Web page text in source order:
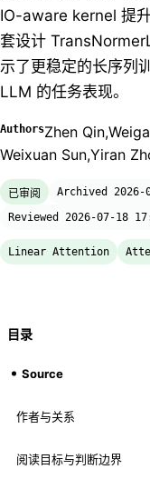
IO-aware kernel 提
套设计
示了更稳定的长序列
LLM 的任务表现。
AuthorsZhen Qin,
Weixuan Sun,Yiran
已审阅
Archived 2026-
Reviewed 2026-07-18
Linear Attention
目录
Source
作者与关系
阅读目标与判断边界